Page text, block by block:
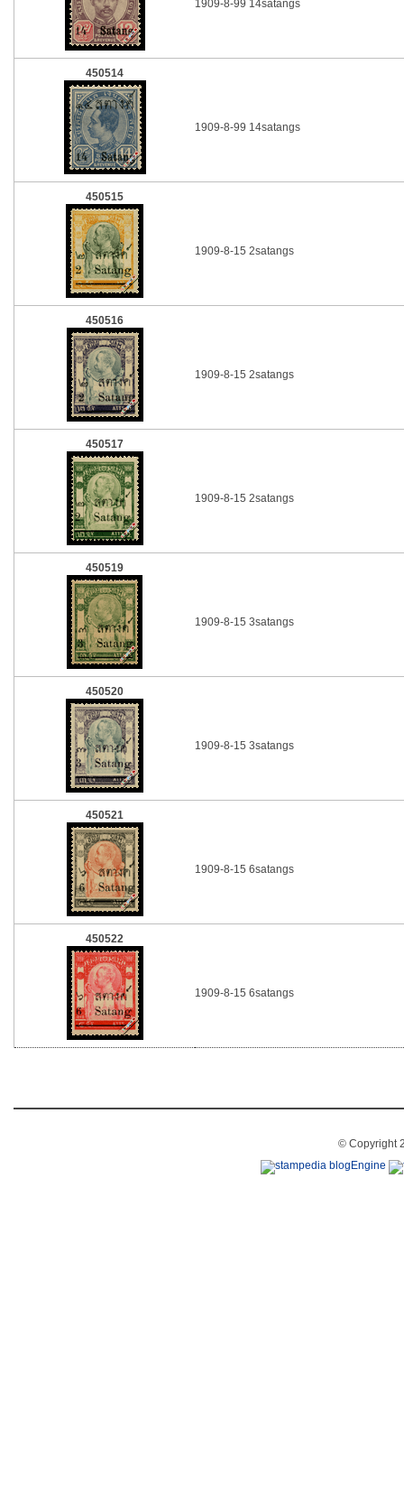
1909-8-99 14satangs
450514
1909-8-99 14satangs
450515
1909-8-15 2satangs
450516
1909-8-15 2satangs
450517
1909-8-15 2satangs
450519
1909-8-15 3satangs
450520
1909-8-15 3satangs
450521
1909-8-15 6satangs
450522
1909-8-15 6satangs
© Copyright